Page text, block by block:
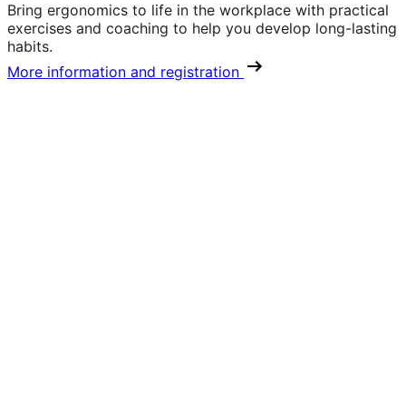
Bring ergonomics to life in the workplace with practical
exercises and coaching to help you develop long-lasting
habits.
More information and registration